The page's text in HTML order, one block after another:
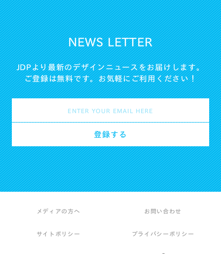
NEWS LETTER
JDPより最新のデザインニュースをお届けします。
ご登録は無料です。お気軽にご利用ください！
メディアの方へ お問い合わせ
サイトポリシー プライバシーポリシー